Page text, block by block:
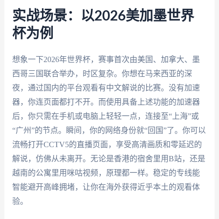
实战场景：以2026美加墨世界
杯为例
想象一下2026年世界杯，赛事首次由美国、加拿大、墨
西哥三国联合举办，时区复杂。你想在马来西亚的深
夜，通过国内的平台观看有中文解说的比赛。没有加速
器，你连页面都打不开。而使用具备上述功能的加速器
后，你只需在手机或电脑上轻轻一点，连接至“上海”或
“广州”的节点。瞬间，你的网络身份就“回国”了。你可以
流畅打开CCTV5的直播页面，享受高清画质和零延迟的
解说，仿佛从未离开。无论是香港的宿舍里用B站，还是
越南的公寓里用咪咕视频，原理都一样。稳定的专线能
智能避开高峰拥堵，让你在海外获得近乎本土的观看体
验。